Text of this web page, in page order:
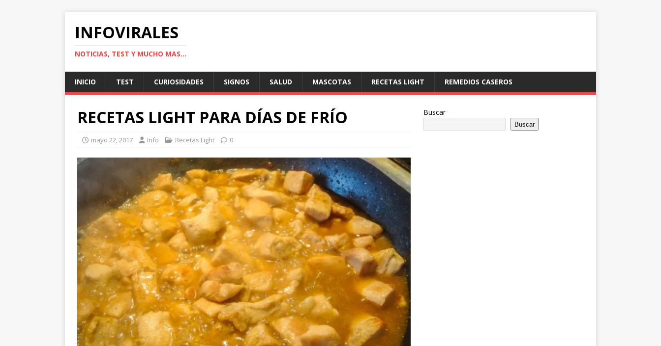
INFOVIRALES
NOTICIAS, TEST Y MUCHO MAS...
INICIO TEST CURIOSIDADES SIGNOS SALUD MASCOTAS RECETAS LIGHT REMEDIOS CASEROS
RECETAS LIGHT PARA DÍAS DE FRÍO
mayo 22, 2017 Info Recetas Light 0
Buscar
Buscar